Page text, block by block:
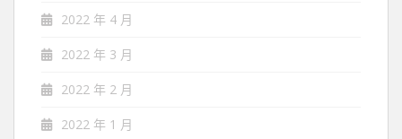
2022 年 4 月
2022 年 3 月
2022 年 2 月
2022 年 1 月